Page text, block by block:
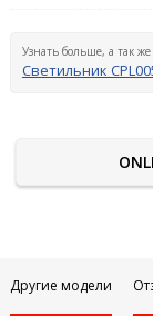
Узнать больше, а так
Светильник
Другие модели